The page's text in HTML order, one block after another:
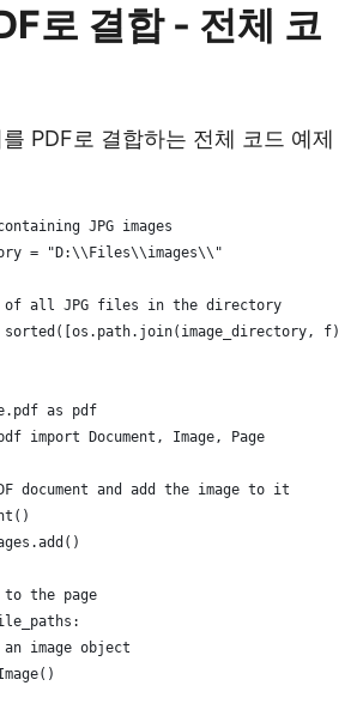
로 결합 - 전체 코
PDF로 결합하는 전체 코드 예제
JPG images
= "D:\\Files\\images\\"
all JPG files in the directory
sorted([os.path.join(image_directory,
as pdf
import Document, Image, Page
document and add the image to it
to the page
image object